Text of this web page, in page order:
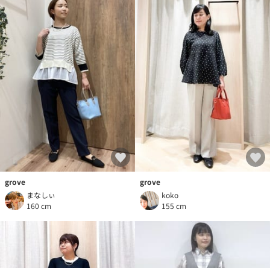
grove
まなしぃ
160 cm
grove
koko
155 cm